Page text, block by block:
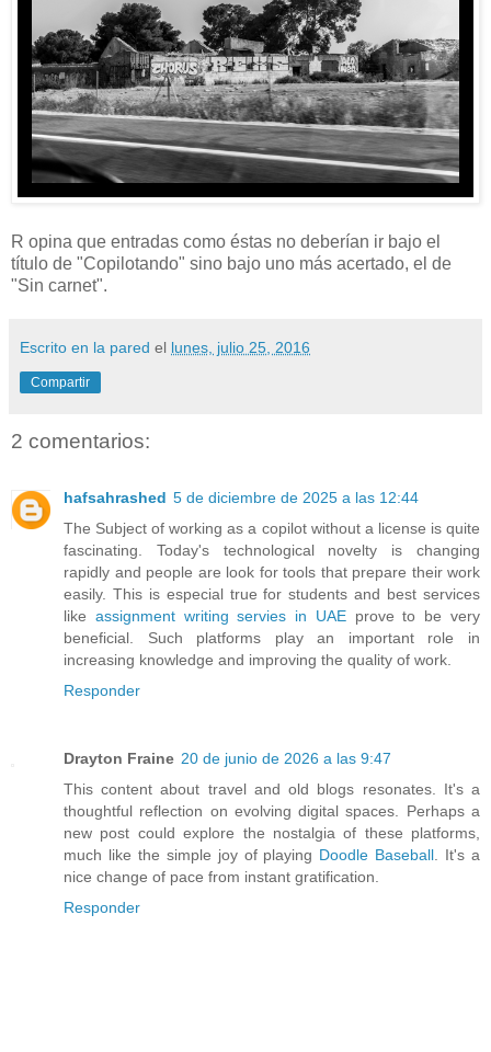
R opina que entradas como éstas no deberían ir bajo el
título de "Copilotando" sino bajo uno más acertado, el de
"Sin carnet".
Escrito en la pared el lunes, julio 25, 2016
Compartir
2 comentarios:
hafsahrashed 5 de diciembre de 2025 a las 12:44
The Subject of working as a copilot without a license is quite
fascinating. Today's technological novelty is changing
rapidly and people are look for tools that prepare their work
easily. This is especial true for students and best services
like assignment writing servies in UAEprove to be very
beneficial. Such platforms play an important role in
increasing knowledge and improving the quality of work.
Responder
Drayton Fraine 20 de junio de 2026 a las 9:47
This content about travel and old blogs resonates. It's a
thoughtful reflection on evolving digital spaces. Perhaps a
new post could explore the nostalgia of these platforms,
much like the simple joy of playing Doodle Baseball . It's a
nice change of pace from instant gratification.
Responder